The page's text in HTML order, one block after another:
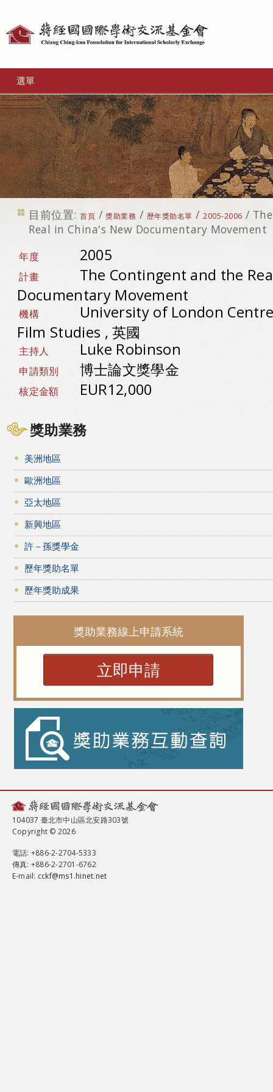
選單
目前位置: 首頁 /獎助業務 / 歷年獎助名單 /2005-2006 /
Real in China's New Documentary Movement
年度 2005
計畫
The Contingent and the
Documentary Movement
機構
University of London
Film Studies , 英國
主持人 Luke Robinson
申請類別 博士論文獎學金
核定金額 EUR12,000
獎助業務
美洲地區
歐洲地區
亞太地區
新興地區
許－孫獎學金
歷年獎助名單
歷年獎助成果
獎助業務線上申請系統
立即申請
104037 臺北市中山區北安路303號
Copyright © 2026
電話: +886-2-2704-5333
傳真: +886-2-2701-6762
E-mail: cckf@ms1.hinet.net